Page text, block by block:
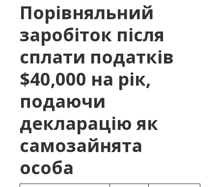
Порівняльний
заробіток після
сплати податків
$40,000 на рік,
подаючи
декларацію як
самозайнята
особа